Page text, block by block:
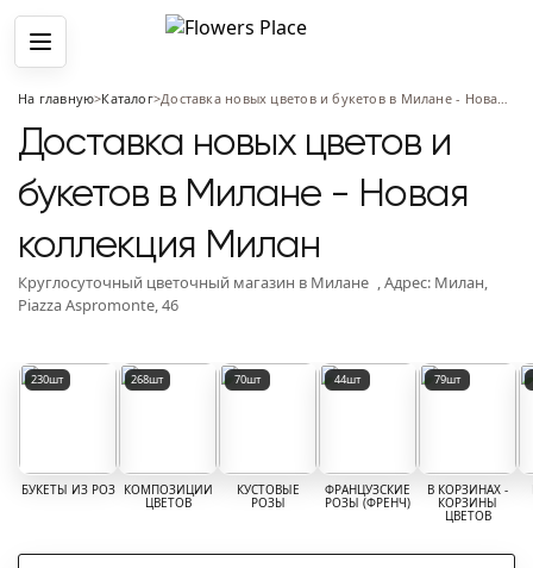
Меню
На главную>Каталог> Доставка новых цветов и букетов в Милане - Новая коллекция Милан
Доставка новых цветов и
букетов в Милане - Новая
коллекция Милан
Круглосуточный цветочный магазин в Милане , Адрес: Милан,
Piazza Aspromonte, 46
Популярные категории цветов
230шт
БУКЕТЫ ИЗ РОЗ
268шт
КОМПОЗИЦИИ
ЦВЕТОВ
70шт
КУСТОВЫЕ
РОЗЫ
44шт
ФРАНЦУЗСКИЕ
РОЗЫ (ФРЕНЧ)
79шт
В КОРЗИНАХ -
КОРЗИНЫ
ЦВЕТОВ